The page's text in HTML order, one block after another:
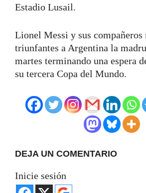
Estadio Lusail.
Lionel Messi y sus compañeros
triunfantes a Argentina la
martes terminando una espera
su tercera Copa del Mundo.
DEJA UN COMENTARIO
Inicie sesión